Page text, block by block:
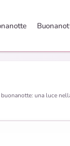
buonanotte: una luce